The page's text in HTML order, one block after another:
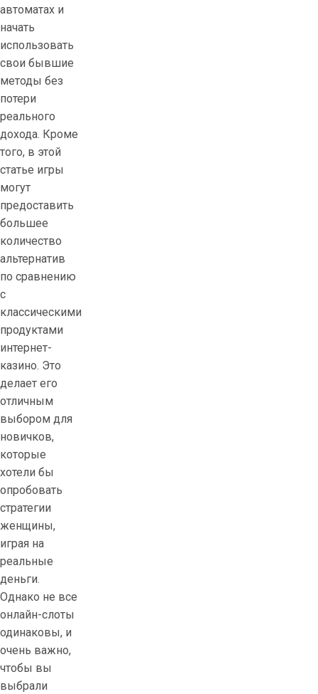
автоматах и ​​
начать
использовать
свои бывшие
методы без
потери
реального
дохода. Кроме
того, в этой
статье игры
могут
предоставить
большее
количество
альтернатив
по сравнению
с
классическими
продуктами
интернет-
казино. Это
делает его
отличным
выбором для
новичков,
которые
хотели бы
опробовать
стратегии
женщины,
играя на
реальные
деньги.
Однако не все
онлайн-слоты
одинаковы, и
очень важно,
чтобы вы
выбрали